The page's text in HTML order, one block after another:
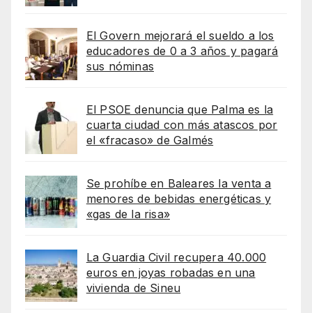
El Govern mejorará el sueldo a los
educadores de 0 a 3 años y pagará
sus nóminas
El PSOE denuncia que Palma es la
cuarta ciudad con más atascos por
el «fracaso» de Galmés
Se prohíbe en Baleares la venta a
menores de bebidas energéticas y
«gas de la risa»
La Guardia Civil recupera 40.000
euros en joyas robadas en una
vivienda de Sineu